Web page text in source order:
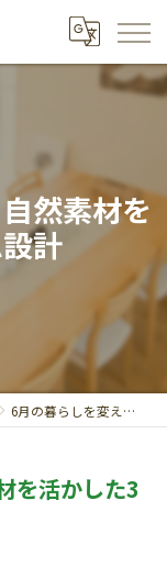
然素材を
計
6月の暮らしを変える、自然素材を活かした3ルーム設計
を活かした3